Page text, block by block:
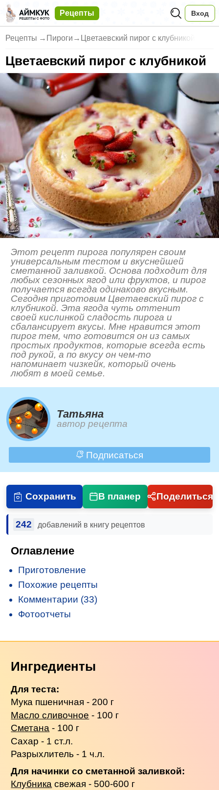
Рецепты Вход
Рецепты → Пироги → Цветаевский пирог с клубникой
Цветаевский пирог с клубникой
Этот рецепт пирога популярен своим
универсальным тестом и вкуснейшей
сметанной заливкой. Основа подходит для
любых сезонных ягод или фруктов, и пирог
получается всегда одинаково вкусным.
Сегодня приготовим Цветаевский пирог с
клубникой. Эта ягода чуть оттенит
своей кислинкой сладость пирога и
сбалансирует вкусы. Мне нравится этот
пирог тем, что готовится он из самых
простых продуктов, которые всегда есть
под рукой, а по вкусу он чем-то
напоминает чизкейк, который очень
любят в моей семье.
Татьяна
автор рецепта
Подписаться
Сохранить В планер Поделиться
242 добавлений в книгу рецептов
Оглавление
Приготовление
Похожие рецепты
Комментарии (33)
Фотоотчеты
Ингредиенты
Для теста:
Мука пшеничная - 200 г
Масло сливочное - 100 г
Сметана - 100 г
Сахар - 1 ст.л.
Разрыхлитель - 1 ч.л.
Для начинки со сметанной заливкой:
Клубника свежая - 500-600 г